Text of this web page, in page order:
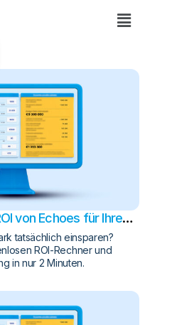
von Echoes für Ihren
tatsächlich einsparen?
ROI-Rechner und
in nur 2 Minuten.